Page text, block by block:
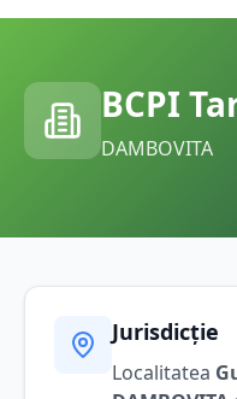
BCPI
DAMBOVITA
Jurisdicție
Localitatea